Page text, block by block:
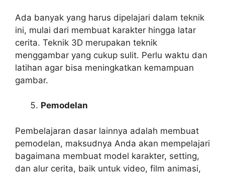
Ada banyak yang harus dipelajari dalam teknik
ini, mulai dari membuat karakter hingga latar
cerita. Teknik 3D merupakan teknik
menggambar yang cukup sulit. Perlu waktu dan
latihan agar bisa meningkatkan kemampuan
gambar.
Pemodelan
Pembelajaran dasar lainnya adalah membuat
pemodelan, maksudnya Anda akan mempelajari
bagaimana membuat model karakter, setting,
dan alur cerita, baik untuk video, film animasi,